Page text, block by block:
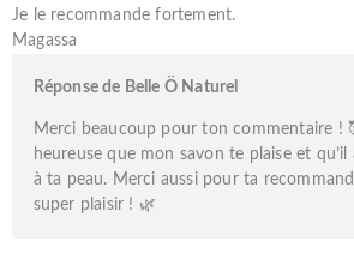
Je le recommande fortement.
Magassa
Réponse de Belle Ö Naturel
Merci beaucoup pour ton commentaire !
heureuse que mon savon te plaise et
à ta peau. Merci aussi pour ta
super plaisir ! 🌿